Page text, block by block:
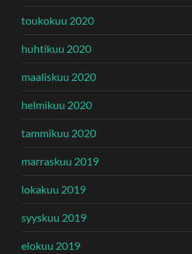
toukokuu 2020
huhtikuu 2020
maaliskuu 2020
helmikuu 2020
tammikuu 2020
marraskuu 2019
lokakuu 2019
syyskuu 2019
elokuu 2019